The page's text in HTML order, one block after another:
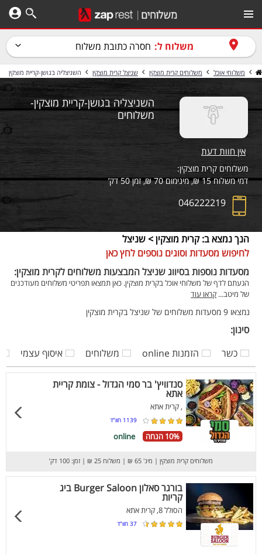
משלוח ל: חסרה כתובת משלוח
משלוחי אוכל משלוחים קרית מוצקין שניצל קרית מוצקין השניצליה בגושן-קריית מוצקין
השניצליה בגושן-קריית מוצקין-
משלוחים
אין חוות דעת
משלוחים קרית מוצקין:
דמי משלוח 15 ₪, מינימום 70 ₪, זמן 50 דק’
046222219
הנך נמצא ב: קרית מוצקין > שניצל
לחיפוש מסעדות וסוגים נוספים לחץ כאן
מסעדות נוספות בסיווג שניצל המבצעות משלוחים לקרית מוצקין:
הגעתם לדף של משלוחי אוכל בקרית מוצקין. כאן תמצאו תפריטי משלוחים מעודכנים
של מיטב... קראו עוד
נמצאו 9 מסעדות משלוחים של שניצל בקרית מוצקין
סינון:
כשר
הזמנות online משלוחים איסוף עצמי
סנדוויץ' בר סמי הגדול - צומת קריית
אתא
, קרית אתא
1139 חוו”ד
10% הנחה online
משלוחים קרית מוצקין | מינ' 65 ₪ | משלוח 25 ₪ | זמן: 100 דק’
בורגר סאלון Burger Saloon ביג
קריות
הסולל 8, קרית אתא
37 חוו”ד